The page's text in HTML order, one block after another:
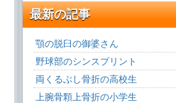
最新の記事
顎の脱臼の御婆さん
野球部のシンスプリント
両くるぶし骨折の高校生
上腕骨顆上骨折の小学生